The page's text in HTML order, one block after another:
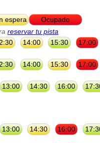
espera
Ocupado
reservar tu pista
14:00 15:30 17:00
14:00 15:30 17:00
13:00 14:30 16:00
13:00 14:30 16:00